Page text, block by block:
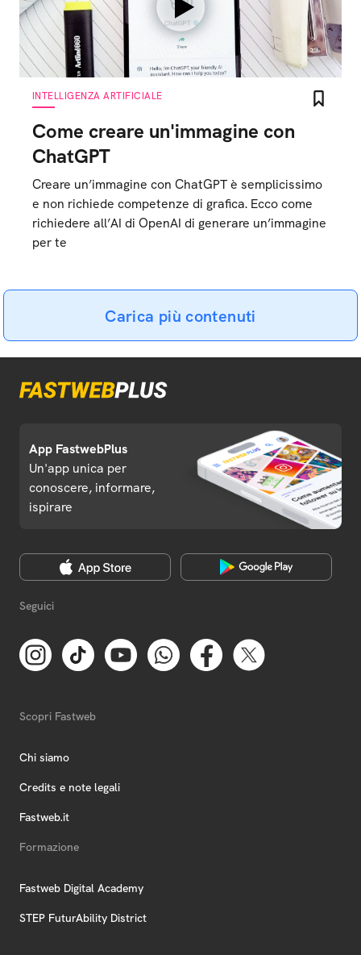
INTELLIGENZA ARTIFICIALE
Come creare un'immagine con
ChatGPT
Creare un’immagine con ChatGPT è semplicissimo
e non richiede competenze di grafica. Ecco come
richiedere all’AI di OpenAI di generare un’immagine
per te
Carica più contenuti
App FastwebPlus
Un'app unica per
conoscere, informare,
ispirare
Seguici
Scopri Fastweb
Chi siamo
Credits e note legali
Fastweb.it
Formazione
Fastweb Digital Academy
STEP FuturAbility District